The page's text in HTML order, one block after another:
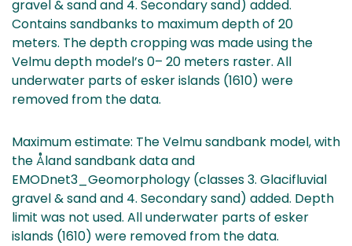
gravel & sand and 4. Secondary sand) added.
Contains sandbanks to maximum depth of 20
meters. The depth cropping was made using the
Velmu depth model’s 0– 20 meters raster. All
underwater parts of esker islands (1610) were
removed from the data.
Maximum estimate: The Velmu sandbank model, with
the Åland sandbank data and
EMODnet3_Geomorphology (classes 3. Glacifluvial
gravel & sand and 4. Secondary sand) added. Depth
limit was not used. All underwater parts of esker
islands (1610) were removed from the data.